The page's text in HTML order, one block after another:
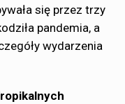
się przez trzy
pandemia, a
wydarzenia